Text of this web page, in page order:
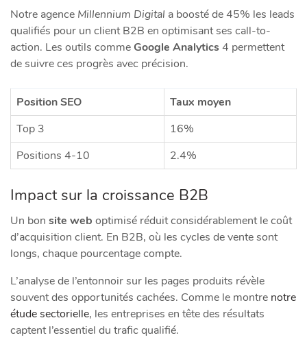
Notre agence Millennium Digital a boosté de 45% les leads
qualifiés pour un client B2B en optimisant ses call-to-
action. Les outils comme Google Analytics4 permettent
de suivre ces progrès avec précision.
Position SEO
Taux moyen
Top 3
16%
Positions 4-10
2.4%
Impact sur la croissance B2B
Un bon site web optimisé réduit considérablement le coût
d’acquisition client. En B2B, où les cycles de vente sont
longs, chaque pourcentage compte.
L’analyse de l’entonnoir sur les pages produits révèle
souvent des opportunités cachées. Comme le montre notre
étude sectorielle, les entreprises en tête des résultats
captent l’essentiel du trafic qualifié.